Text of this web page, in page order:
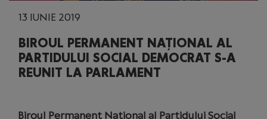
13 IUNIE 2019
BIROUL PERMANENT NAȚIONAL AL
PARTIDULUI SOCIAL DEMOCRAT S-A
REUNIT LA PARLAMENT
Biroul Permanent Național al Partidului Social